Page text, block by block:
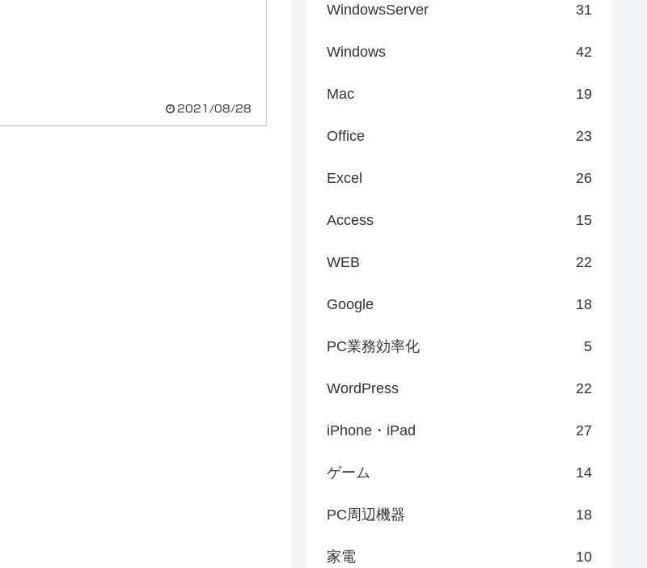
2021/08/28
WindowsServer 31
Windows 42
Mac 19
Office 23
Excel 26
Access 15
WEB 22
Google 18
PC業務効率化 5
WordPress 22
iPhone・iPad 27
ゲーム 14
PC周辺機器 18
家電 10